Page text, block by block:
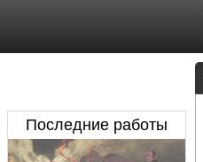
Последние работы